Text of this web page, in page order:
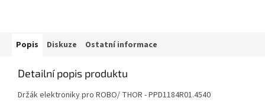
Popis Diskuze Ostatní informace
Detailní popis produktu
Držák elektroniky pro ROBO/ THOR - PPD1184R01.4540